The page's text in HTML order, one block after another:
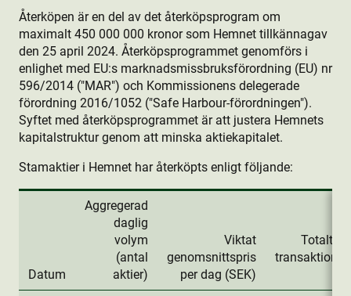
Återköpen är en del av det återköpsprogram om
maximalt 450 000 000 kronor som Hemnet tillkännagav
den 25 april 2024. Återköpsprogrammet genomförs i
enlighet med EU:s marknadsmissbruksförordning (EU) nr
596/2014 ("MAR") och Kommissionens delegerade
förordning 2016/1052 ("Safe Harbour-förordningen").
Syftet med återköpsprogrammet är att justera Hemnets
kapitalstruktur genom att minska aktie­kapitalet.
Stamaktie­r i Hemnet har återköpts enligt följande:
Datum
Aggregerad
daglig
volym
(antal
aktie­r)
Viktat
genomsnittspris
per dag (SEK)
Totalt